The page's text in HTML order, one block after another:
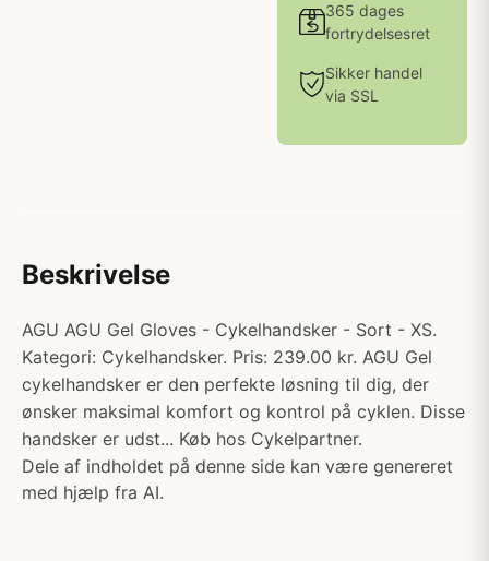
365 dages
fortrydelsesret
Sikker handel
via SSL
Beskrivelse
AGU AGU Gel Gloves - Cykelhandsker - Sort - XS.
Kategori: Cykelhandsker. Pris: 239.00 kr. AGU Gel
cykelhandsker er den perfekte løsning til dig, der
ønsker maksimal komfort og kontrol på cyklen. Disse
handsker er udst... Køb hos Cykelpartner.
Dele af indholdet på denne side kan være genereret
med hjælp fra AI.